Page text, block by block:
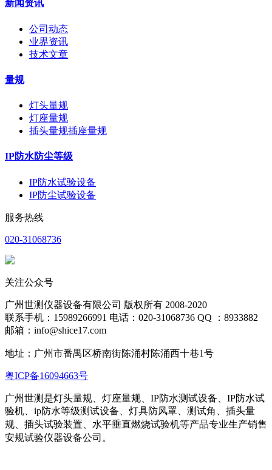
新闻资讯
公司动态
业界资讯
技术文章
量规
灯头量规
灯座量规
插头量规插座量规
IP防水防尘等级
IP防水试验设备
IP防尘试验设备
服务热线
020-31068736
关注公众号
广州世测仪器设备有限公司 版权所有 2008-2020
联系手机：15989266991 电话：020-31068736 QQ ：8933882
邮箱：info@shice17.com
地址： 广州市番禺区桥南街陈涌村陈涌西十巷1号
粤ICP备16094663号
广州世测是灯头量规、灯座量规、IP防水测试设备、IP防水试
验机、ip防水等级测试设备、灯具防风罩、测试角、插头量
规、插头试验装置、水平垂直燃烧试验机等产品专业生产销售
安规试验仪器设备公司。